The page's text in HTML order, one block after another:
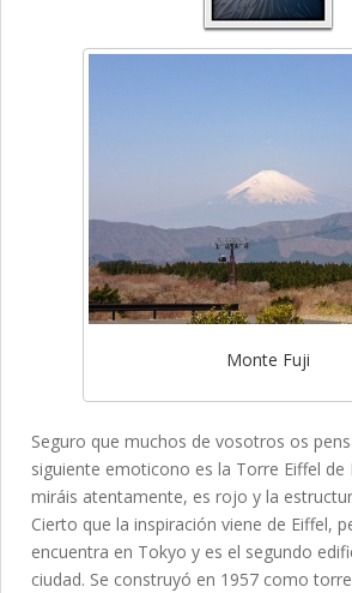
Monte Fuji
Seguro que muchos de vosotros os
siguiente emoticono es la Torre Eiffel de
miráis atentamente, es rojo y la
Cierto que la inspiración viene de Eiffel,
encuentra en Tokyo y es el segundo
ciudad. Se construyó en 1957 como